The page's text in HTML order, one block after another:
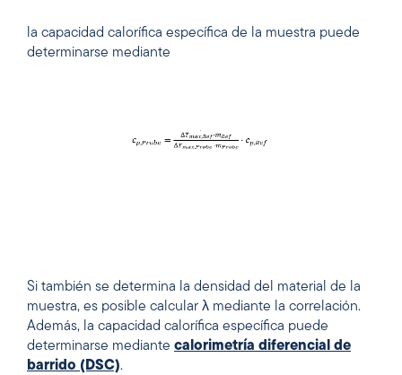
la capacidad calorífica específica de la muestra puede
determinarse mediante
Si también se determina la densidad del material de la
muestra, es posible calcular λ mediante la correlación.
Además, la capacidad calorífica específica puede
determinarse mediante calorimetría diferencial de
barrido (DSC).